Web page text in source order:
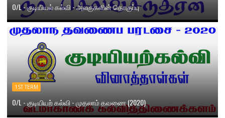
O/L - குடியியல் கல்வி - அலகுகளின் தொகுப்பு
1ST TERM
O/L - குடியியற் கல்வி - முதலாம் தவணை (2020)